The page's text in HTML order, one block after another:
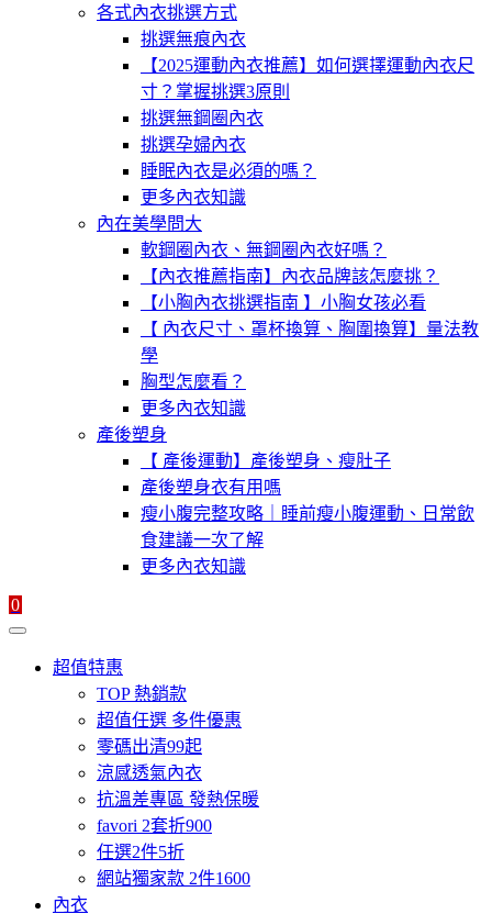
各式內衣挑選方式
挑選無痕內衣
【2025運動內衣推薦】如何選擇運動內衣尺
寸？掌握挑選3原則
挑選無鋼圈內衣
挑選孕婦內衣
睡眠內衣是必須的嗎？
更多內衣知識
內在美學問大
軟鋼圈內衣、無鋼圈內衣好嗎？
【內衣推薦指南】內衣品牌該怎麼挑？
【小胸內衣挑選指南 】小胸女孩必看
【 內衣尺寸、罩杯換算、胸圍換算】量法教
學
胸型怎麼看？
更多內衣知識
產後塑身
【 產後運動】產後塑身、瘦肚子
產後塑身衣有用嗎
瘦小腹完整攻略｜睡前瘦小腹運動、日常飲
食建議一次了解
更多內衣知識
0
超值特惠
TOP 熱銷款
超值任選 多件優惠
零碼出清99起
涼感透氣內衣
抗溫差專區 發熱保暖
favori 2套折900
任選2件5折
網站獨家款 2件1600
內衣